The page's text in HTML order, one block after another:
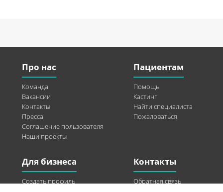
Про нас
Команда
Вакансии
Контакты
Пресса
Соглашение пользователя
Наши проекты
Пациентам
Помощь
Кастинг
Найти специалиста
Пожаловаться
Для бизнеса
Создать профиль
Контакты
Обратная связь